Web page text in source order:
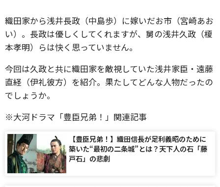
織田家から浅井長政（中島歩）に嫁いだお市（宮崎あお
い）。長政は優しくしてくれますが、舅の浅井久政（榎
本孝明）らは快く思っていません。
今回は久政と共に織田家を敵視していた浅井家臣・遠藤
直経（伊礼彼方）を紹介。果たしてどんな人物だったの
でしょうか。
※大河ドラマ「豊臣兄弟！」関連記事
【豊臣兄弟！】織田信長が足利義昭のために
築いた“最初の二条城”とは？天下人の石「藤
戸石」の悲劇